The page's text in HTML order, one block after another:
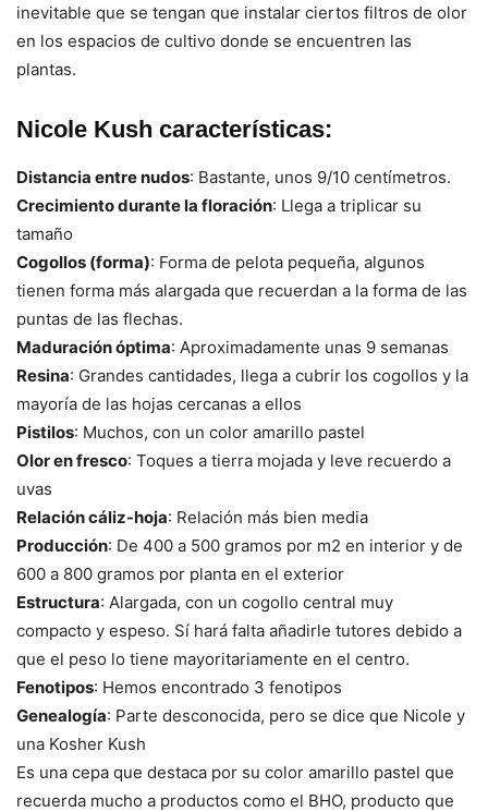
inevitable que se tengan que instalar ciertos filtros de olor
en los espacios de cultivo donde se encuentren las
plantas.
Nicole Kush características:
Distancia entre nudos: Bastante, unos 9/10 centímetros.
Crecimiento durante la floración: Llega a triplicar su
tamaño
Cogollos (forma): Forma de pelota pequeña, algunos
tienen forma más alargada que recuerdan a la forma de las
puntas de las flechas.
Maduración óptima: Aproximadamente unas 9 semanas
Resina: Grandes cantidades, llega a cubrir los cogollos y la
mayoría de las hojas cercanas a ellos
Pistilos: Muchos, con un color amarillo pastel
Olor en fresco: Toques a tierra mojada y leve recuerdo a
uvas
Relación cáliz-hoja: Relación más bien media
Producción: De 400 a 500 gramos por m2 en interior y de
600 a 800 gramos por planta en el exterior
Estructura: Alargada, con un cogollo central muy
compacto y espeso. Sí hará falta añadirle tutores debido a
que el peso lo tiene mayoritariamente en el centro.
Fenotipos: Hemos encontrado 3 fenotipos
Genealogía: Parte desconocida, pero se dice que Nicole y
una Kosher Kush
Es una cepa que destaca por su color amarillo pastel que
recuerda mucho a productos como el BHO, producto que